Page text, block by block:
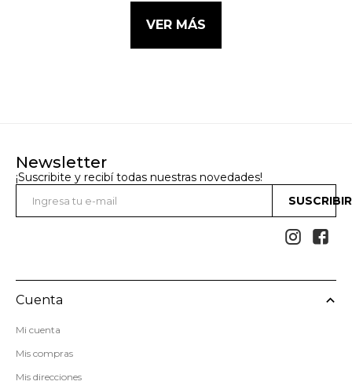
VER MÁS
Newsletter
¡Suscribite y recibí todas nuestras novedades!
 
Cuenta
Mi cuenta
Mis compras
Mis direcciones